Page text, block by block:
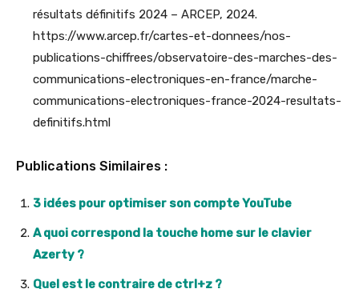
résultats définitifs 2024 – ARCEP, 2024.
https://www.arcep.fr/cartes-et-donnees/nos-
publications-chiffrees/observatoire-des-marches-des-
communications-electroniques-en-france/marche-
communications-electroniques-france-2024-resultats-
definitifs.html
Publications Similaires :
3 idées pour optimiser son compte YouTube
A quoi correspond la touche home sur le clavier
Azerty ?
Quel est le contraire de ctrl+z ?